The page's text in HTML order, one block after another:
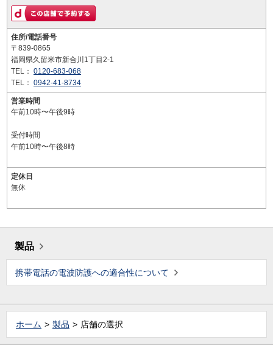
住所/電話番号
〒839-0865
福岡県久留米市新合川1丁目2-1
TEL： 0120-683-068
TEL： 0942-41-8734
営業時間
午前10時〜午後9時
受付時間
午前10時〜午後8時
定休日
無休
製品
携帯電話の電波防護への適合性について
ホーム 製品 店舗の選択